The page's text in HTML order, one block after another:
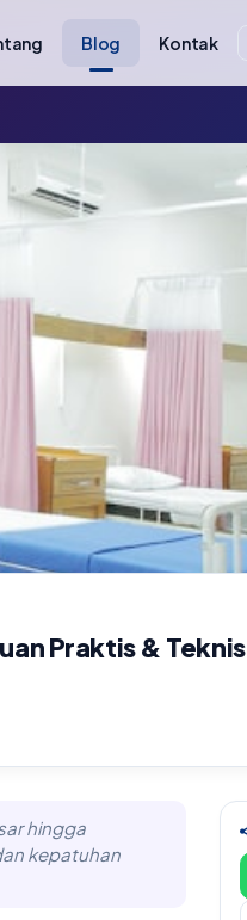
Blog Kontak
Praktis & Teknis
hingga
kepatuhan